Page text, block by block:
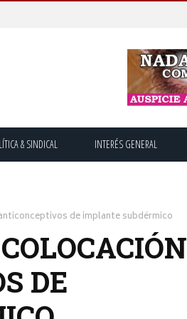
& SINDICAL INTERÉS GENERAL
de implante subdérmico
DE